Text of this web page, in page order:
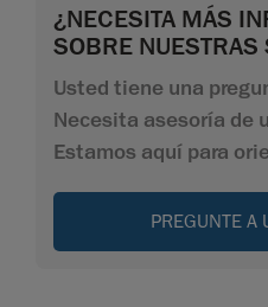
¿NECESITA MÁS
SOBRE
Usted tiene una
Necesita asesoría de
Estamos aquí para
PREGUNTE A